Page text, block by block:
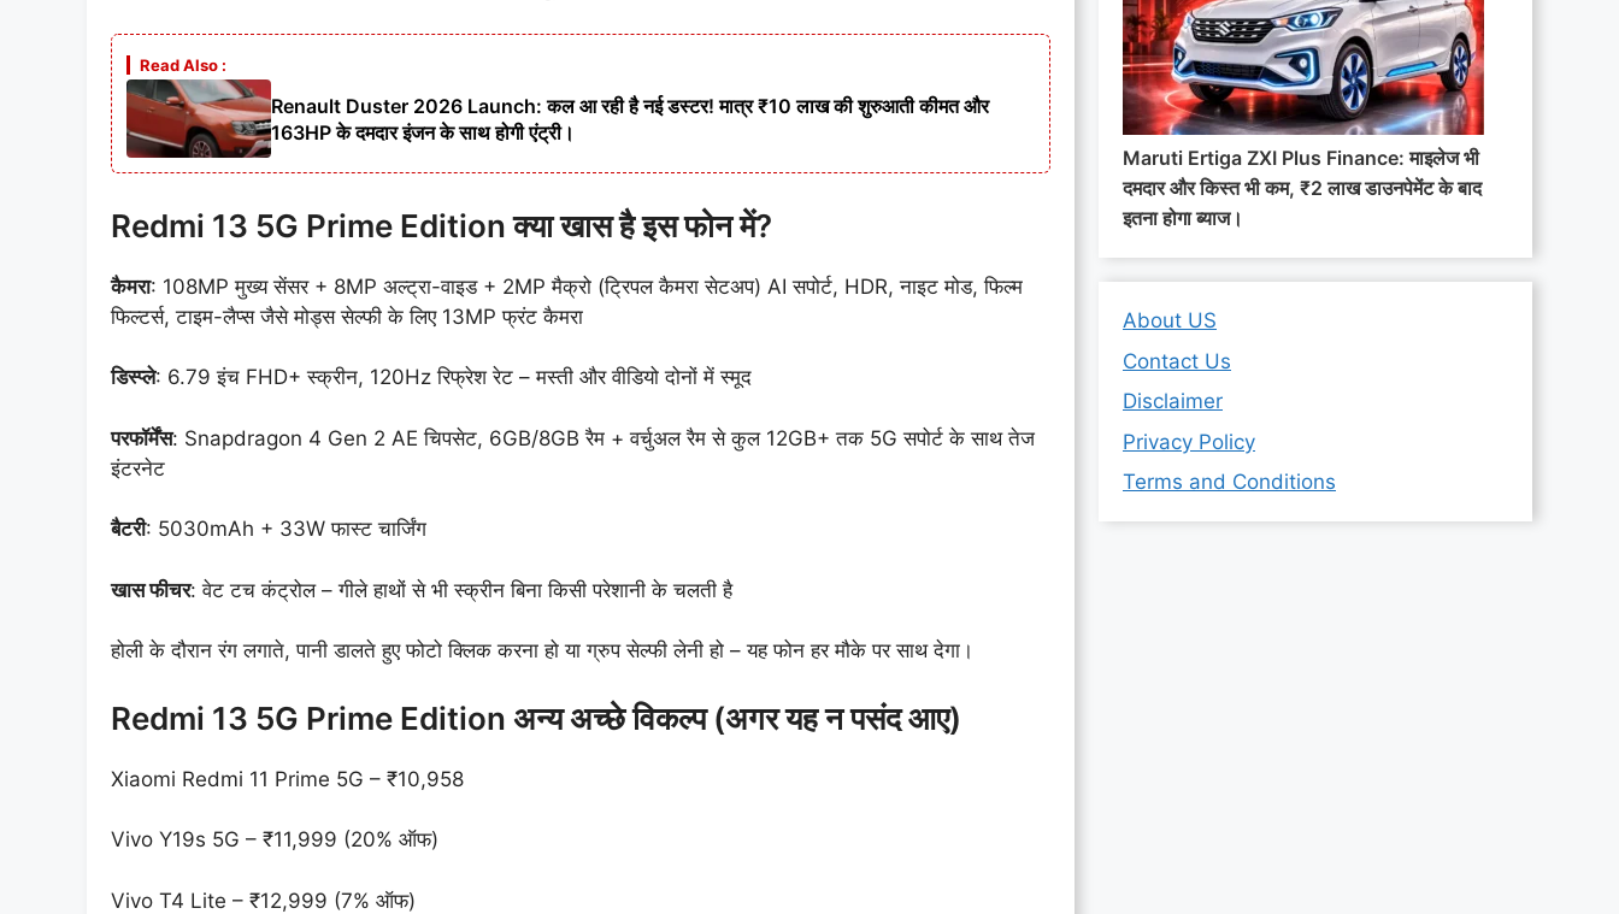
Read Also :
Renault Duster 2026 Launch: कल आ रही है नई डस्टर! मात्र ₹10 लाख की शुरुआती कीमत और
163HP के दमदार इंजन के साथ होगी एंट्री।
Redmi 13 5G Prime Edition क्या खास है इस फोन में?
कैमरा: 108MP मुख्य सेंसर + 8MP अल्ट्रा-वाइड + 2MP मैक्रो (ट्रिपल कैमरा सेटअप) AI सपोर्ट, HDR, नाइट मोड, फिल्म
फिल्टर्स, टाइम-लैप्स जैसे मोड्स सेल्फी के लिए 13MP फ्रंट कैमरा
डिस्प्ले: 6.79 इंच FHD+ स्क्रीन, 120Hz रिफ्रेश रेट – मस्ती और वीडियो दोनों में स्मूद
परफॉर्मेंस: Snapdragon 4 Gen 2 AE चिपसेट, 6GB/8GB रैम + वर्चुअल रैम से कुल 12GB+ तक 5G सपोर्ट के साथ तेज
इंटरनेट
बैटरी: 5030mAh + 33W फास्ट चार्जिंग
खासफीचर: वेट टच कंट्रोल – गीले हाथों से भी स्क्रीन बिना किसी परेशानी के चलती है
होली के दौरान रंग लगाते, पानी डालते हुए फोटो क्लिक करना हो या ग्रुप सेल्फी लेनी हो – यह फोन हर मौके पर साथ देगा।
Redmi 13 5G Prime Edition अन्य अच्छे विकल्प (अगर यह न पसंद आए)
Xiaomi Redmi 11 Prime 5G – ₹10,958
Vivo Y19s 5G – ₹11,999 (20% ऑफ)
Vivo T4 Lite – ₹12,999 (7% ऑफ)
Maruti Ertiga ZXI Plus Finance: माइलेज भी
दमदार और किस्त भी कम, ₹2 लाख डाउनपेमेंट के बाद
इतना होगा ब्याज।
About US
Contact Us
Disclaimer
Privacy Policy
Terms and Conditions